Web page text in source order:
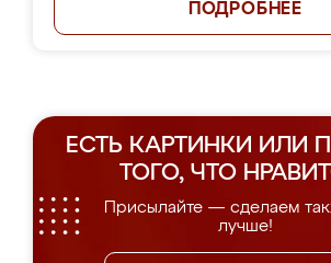
ПОДРОБНЕЕ
ЕСТЬ КАРТИНКИ ИЛИ
ТОГО, ЧТО
Присылайте — сделаем
лучше!